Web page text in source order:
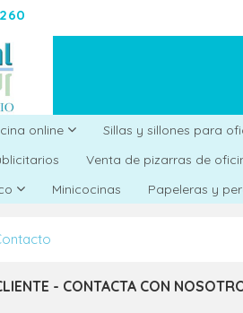
online Sillas y sillones para
Venta de pizarras de
Minicocinas Papeleras y
- CONTACTA CON